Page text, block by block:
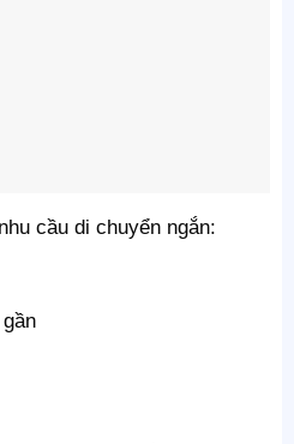
cầu di chuyển ngắn: